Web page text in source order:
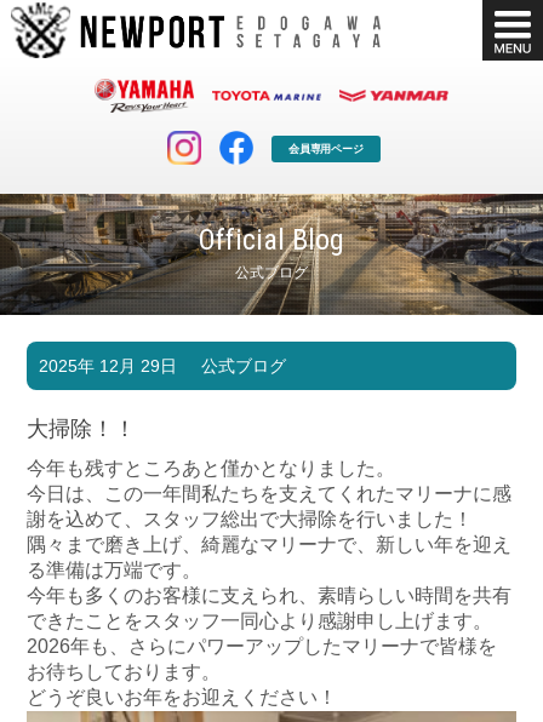
会員専用ページ
Official Blog
公式ブログ
マリンクラブ
マリンライフを堪能したい！
ボート販売
ボート免許
店舗情報
Shop Info.
公式ブログ
Blog
お問い合わせ
Contact us Company
採用情報
Recruit
リンク集
2025年 12月 29日 公式ブログ
大掃除！！
今年も残すところあと僅かとなりました。
今日は、この一年間私たちを支えてくれたマリーナに感
謝を込めて、スタッフ総出で大掃除を行いました！
隅々まで磨き上げ、綺麗なマリーナで、新しい年を迎え
る準備は万端です。
今年も多くのお客様に支えられ、素晴らしい時間を共有
できたことをスタッフ一同心より感謝申し上げます。
2026年も、さらにパワーアップしたマリーナで皆様を
お待ちしております。
どうぞ良いお年をお迎えください！